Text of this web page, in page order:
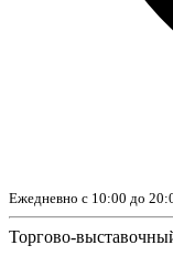
Ежедневно с 10:00 до
Торгово-